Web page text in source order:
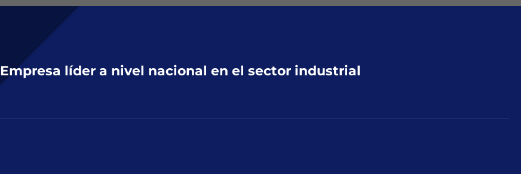
Empresa líder a nivel nacional en el sector industrial